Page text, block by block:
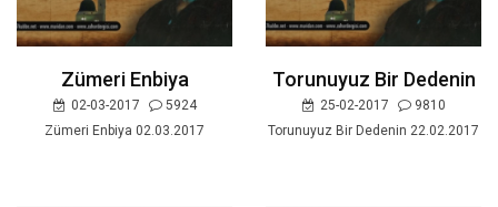
Zümeri Enbiya
02-03-2017
5924
Zümeri Enbiya 02.03.2017
Torunuyuz Bir Dedenin
25-02-2017
9810
Torunuyuz Bir Dedenin 22.02.2017